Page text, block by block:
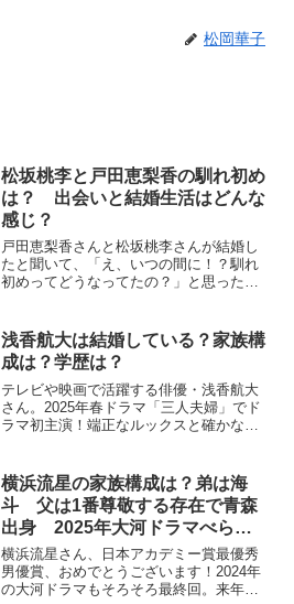
松岡華子
松坂桃李と戸田恵梨香の馴れ初め
は？ 出会いと結婚生活はどんな
感じ？
戸田恵梨香さんと松坂桃李さんが結婚し
たと聞いて、「え、いつの間に！？馴れ
初めってどうなってたの？」と思った方
りしました。2人の出会いから結婚までの
流れはもちろん、戸...
浅香航大は結婚している？家族構
成は？学歴は？
テレビや映画で活躍する俳優・浅香航大
さん。2025年春ドラマ「三人夫婦」でド
ラマ初主演！端正なルックスと確かな演
ちゃん」や「航大くん」と呼ばれること
が多く、彼の気さくな...
横浜流星の家族構成は？弟は海
斗 父は1番尊敬する存在で青森
出身 2025年大河ドラマべらぼ
う主役の影に家族の支えが
横浜流星さん、日本アカデミー賞最優秀
男優賞、おめでとうございます！2024年
の大河ドラマもそろそろ最終回。来年